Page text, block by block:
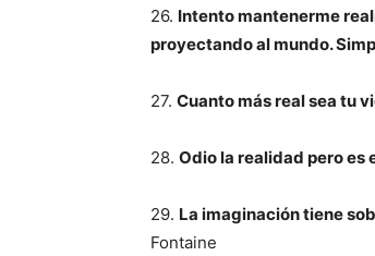
26. Intento mantenerme
proyectando al mundo.
27. Cuanto más real sea tu
28. Odio la realidad pero es
29. La imaginación tiene
Fontaine